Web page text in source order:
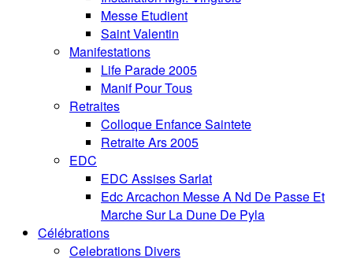
Messe Etudient
Saint Valentin
Manifestations
Life Parade 2005
Manif Pour Tous
Retraites
Colloque Enfance Saintete
Retraite Ars 2005
EDC
EDC Assises Sarlat
Edc Arcachon Messe A Nd De Passe Et
Marche Sur La Dune De Pyla
Célébrations
Celebrations Divers